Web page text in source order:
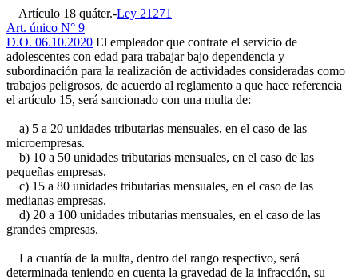
Artículo 18 quáter.-Ley 21271
Art. único N° 9
D.O. 06.10.2020 El empleador que contrate el servicio de
adolescentes con edad para trabajar bajo dependencia y
subordinación para la realización de actividades consideradas como
trabajos peligrosos, de acuerdo al reglamento a que hace referencia
el artículo 15, será sancionado con una multa de:
a) 5 a 20 unidades tributarias mensuales, en el caso de las
microempresas.
b) 10 a 50 unidades tributarias mensuales, en el caso de las
pequeñas empresas.
c) 15 a 80 unidades tributarias mensuales, en el caso de las
medianas empresas.
d) 20 a 100 unidades tributarias mensuales, en el caso de las
grandes empresas.
La cuantía de la multa, dentro del rango respectivo, será
determinada teniendo en cuenta la gravedad de la infracción, su